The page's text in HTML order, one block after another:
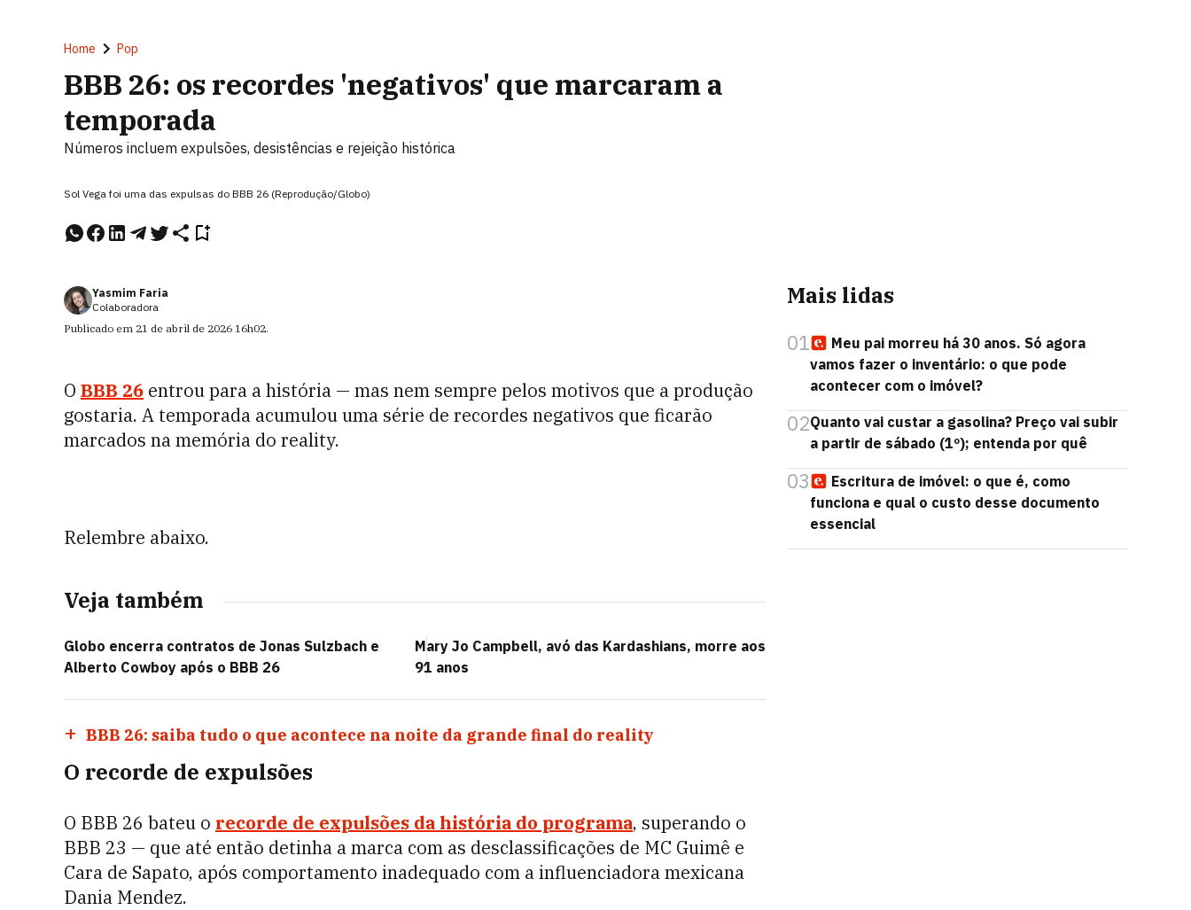
Home Pop
BBB 26: os recordes 'negativos' que marcaram a
temporada
Números incluem expulsões, desistências e rejeição histórica
Sol Vega foi uma das expulsas do BBB 26 (Reprodução/Globo)
Yasmim Faria
Colaboradora
Publicado em 21 de abril de 2026 16h02.
O BBB 26 entrou para a história — mas nem sempre pelos motivos que a produção
gostaria. A temporada acumulou uma série de recordes negativos que ficarão
marcados na memória do reality.
Relembre abaixo.
Veja também
Globo encerra contratos de Jonas Sulzbach e
Alberto Cowboy após o BBB 26
Mary Jo Campbell, avó das Kardashians, morre aos
91 anos
BBB 26: saiba tudo o que acontece na noite da grande final do reality
O recorde de expulsões
O BBB 26 bateu o recorde de expulsões da história do programa, superando o
BBB 23 — que até então detinha a marca com as desclassificações de MC Guimê e
Cara de Sapato, após comportamento inadequado com a influenciadora mexicana
Dania Mendez.
Mais lidas
01
Meu pai morreu há 30 anos. Só agora
vamos fazer o inventário: o que pode
acontecer com o imóvel?
02Quanto vai custar a gasolina? Preço vai subir
a partir de sábado (1º); entenda por quê
03
Escritura de imóvel: o que é, como
funciona e qual o custo desse documento
essencial